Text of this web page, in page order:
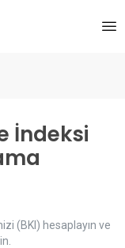
İndeksi
(BKI) hesaplayın ve